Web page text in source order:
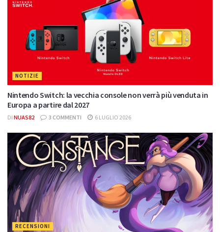
NOTIZIE
Nintendo Switch: la vecchia console non verrà più venduta in
Europa a partire dal 2027
DI NUAS82 3 COMMENTI 6 LUGLIO 2026
RECENSIONI